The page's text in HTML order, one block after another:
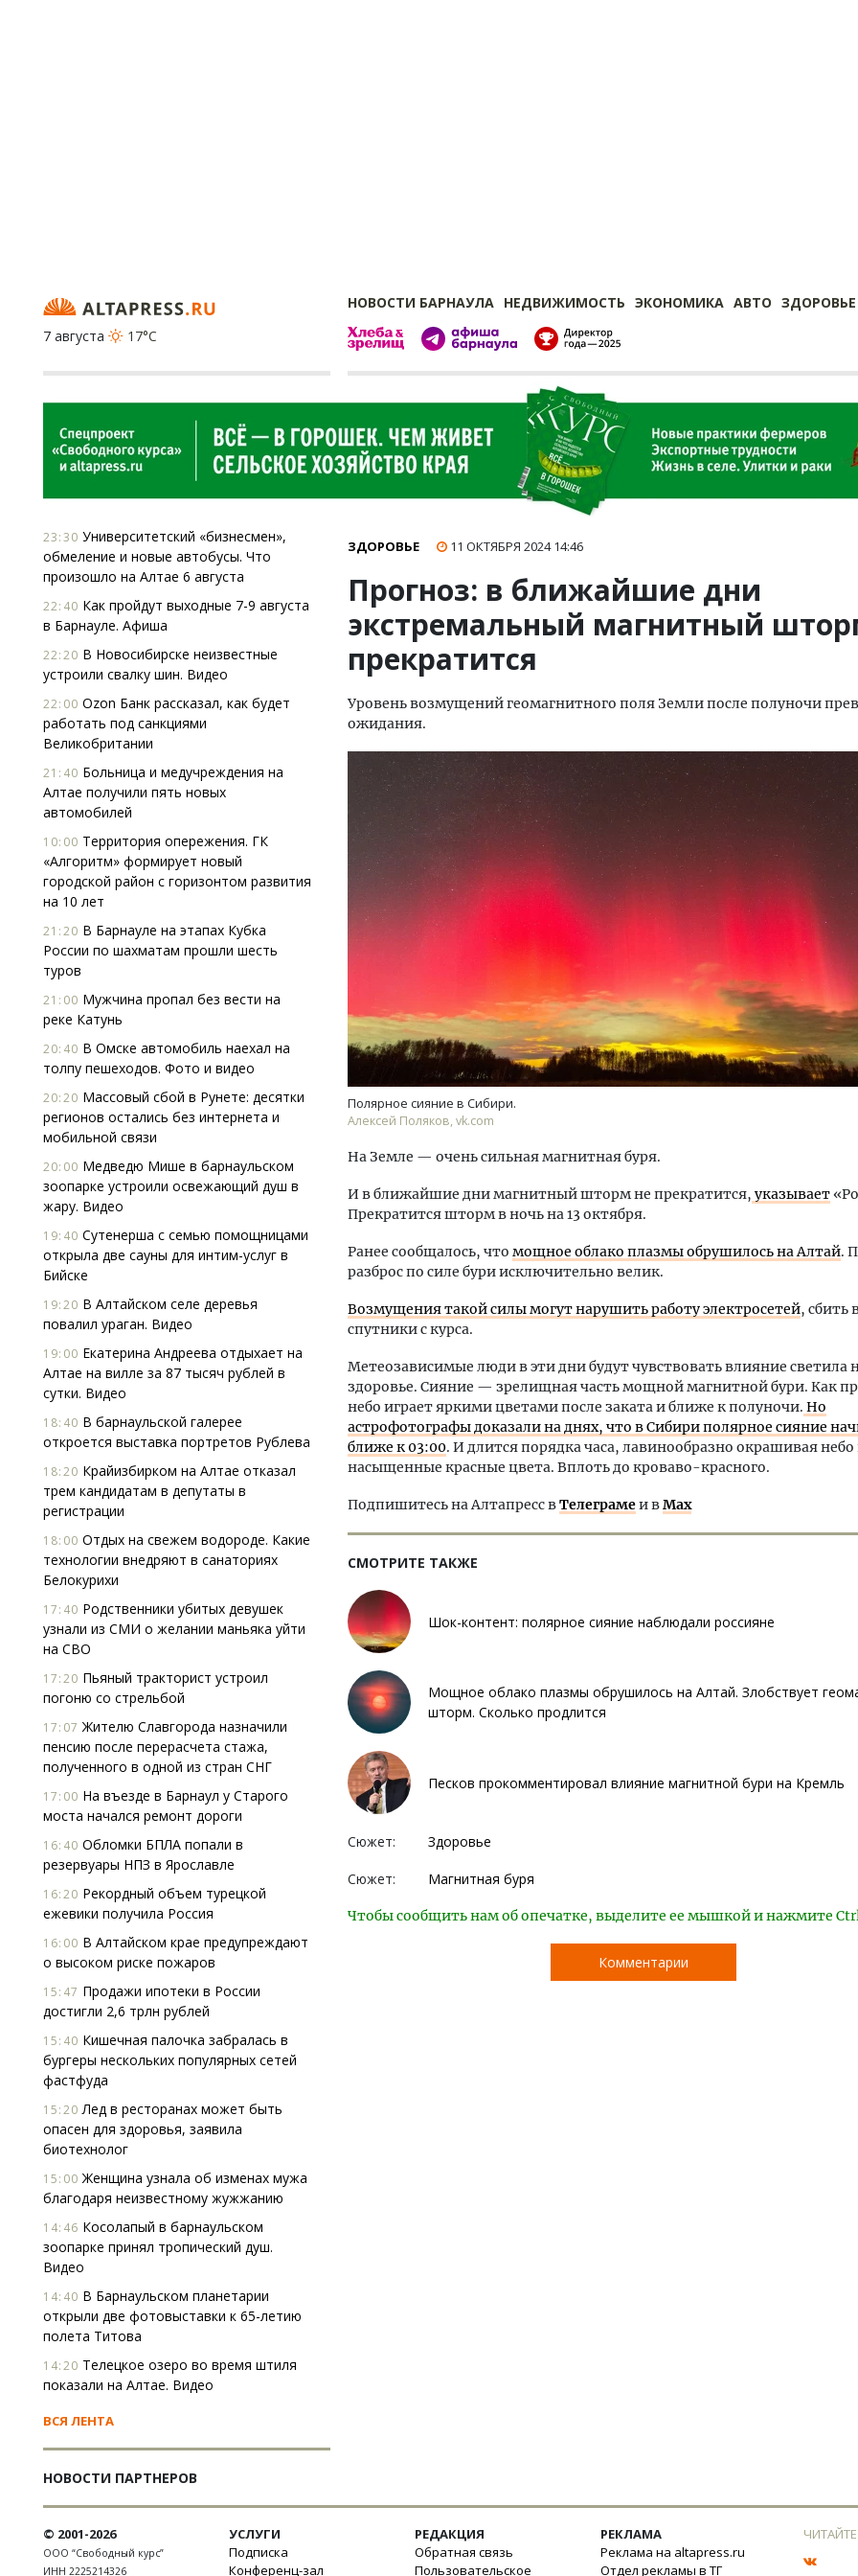
НОВОСТИ БАРНАУЛА НЕДВИЖИМОСТЬ ЭКОНОМИКА АВТО ЗДОРОВЬЕ
7 августа
17°C
23:30 Университетский «бизнесмен»,
обмеление и новые автобусы. Что
произошло на Алтае 6 августа
22:40 Как пройдут выходные 7-9 августа
в Барнауле. Афиша
22:20 В Новосибирске неизвестные
устроили свалку шин. Видео
22:00 Ozon Банк рассказал, как будет
работать под санкциями
Великобритании
21:40 Больница и медучреждения на
Алтае получили пять новых
автомобилей
10:00 Территория опережения. ГК
«Алгоритм» формирует новый
городской район с горизонтом развития
на 10 лет
21:20 В Барнауле на этапах Кубка
России по шахматам прошли шесть
туров
21:00 Мужчина пропал без вести на
реке Катунь
20:40 В Омске автомобиль наехал на
толпу пешеходов. Фото и видео
20:20 Массовый сбой в Рунете: десятки
регионов остались без интернета и
мобильной связи
20:00 Медведю Мише в барнаульском
зоопарке устроили освежающий душ в
жару. Видео
19:40 Сутенерша с семью помощницами
открыла две сауны для интим-услуг в
Бийске
19:20 В Алтайском селе деревья
повалил ураган. Видео
19:00 Екатерина Андреева отдыхает на
Алтае на вилле за 87 тысяч рублей в
сутки. Видео
18:40 В барнаульской галерее
откроется выставка портретов Рублева
18:20 Крайизбирком на Алтае отказал
трем кандидатам в депутаты в
регистрации
18:00 Отдых на свежем водороде. Какие
технологии внедряют в санаториях
Белокурихи
17:40 Родственники убитых девушек
узнали из СМИ о желании маньяка уйти
на СВО
17:20 Пьяный тракторист устроил
погоню со стрельбой
17:07 Жителю Славгорода назначили
пенсию после перерасчета стажа,
полученного в одной из стран СНГ
17:00 На въезде в Барнаул у Старого
моста начался ремонт дороги
16:40 Обломки БПЛА попали в
резервуары НПЗ в Ярославле
16:20 Рекордный объем турецкой
ежевики получила Россия
16:00 В Алтайском крае предупреждают
о высоком риске пожаров
15:47 Продажи ипотеки в России
достигли 2,6 трлн рублей
15:40 Кишечная палочка забралась в
бургеры нескольких популярных сетей
фастфуда
15:20 Лед в ресторанах может быть
опасен для здоровья, заявила
биотехнолог
15:00 Женщина узнала об изменах мужа
благодаря неизвестному жужжанию
14:46 Косолапый в барнаульском
зоопарке принял тропический душ.
Видео
14:40 В Барнаульском планетарии
открыли две фотовыставки к 65-летию
полета Титова
14:20 Телецкое озеро во время штиля
показали на Алтае. Видео
ВСЯ ЛЕНТА
НОВОСТИ ПАРТНЕРОВ
ЗДОРОВЬЕ 11 ОКТЯБРЯ 202414:46
Прогноз: в ближайшие дни
экстремальный магнитный
прекратится
Уровень возмущений геомагнитного поля Земли после полуночи
ожидания.
Полярное сияние в Сибири.
Алексей Поляков, vk.com
На Земле — очень сильная магнитная буря.
И в ближайшие дни магнитный шторм не прекратится, указывает
Прекратится шторм в ночь на 13 октября.
Ранее сообщалось, что мощное облако плазмы обрушилось на Алтай.
разброс по силе бури исключительно велик.
Возмущения такой силы могут нарушить работу электросетей, сбить
спутники с курса.
Метеозависимые люди в эти дни будут чувствовать влияние светила
здоровье. Сияние — зрелищная часть мощной магнитной бури. Как
небо играет яркими цветами после заката и ближе к полуночи. Но
астрофотографы доказали на днях, что в Сибири полярное сияние
ближе к 03:00. И длится порядка часа, лавинообразно окрашивая небо
насыщенные красные цвета. Вплоть до кроваво-красного.
Подпишитесь на Алтапресс вТелеграмеи вMax
СМОТРИТЕ ТАКЖЕ
Шок-контент: полярное сияние наблюдали россияне
Мощное облако плазмы обрушилось на Алтай. Злобствует
шторм. Сколько продлится
Песков прокомментировал влияние магнитной бури на Кремль
Сюжет: Здоровье
Сюжет: Магнитная буря
Чтобы сообщить нам об опечатке, выделите ее мышкой и нажмите
Комментарии
Архитектурный код
земли. Мощение
плитами становится
стандартом
© 2001-2026
ООО “Свободный курс”
ИНН 2225214326
УСЛУГИ
Подписка
Конференц-зал
РЕДАКЦИЯ
Обратная связь
Пользовательское
РЕКЛАМА
Реклама на altapress.ru
Отдел рекламы в ТГ